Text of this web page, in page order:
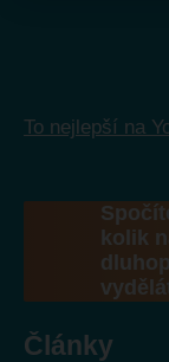
To nejlepší na
kolik
Články